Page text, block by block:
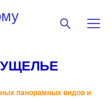
панорамных видов и